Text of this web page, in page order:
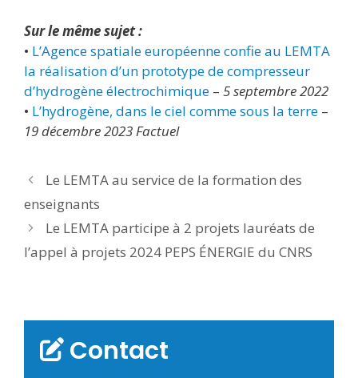
Sur le même sujet :
• L’Agence spatiale européenne confie au LEMTA
la réalisation d’un prototype de compresseur
d’hydrogène électrochimique – 5 septembre 2022
• L’hydrogène, dans le ciel comme sous la terre –
19 décembre 2023 Factuel
Le LEMTA au service de la formation des
enseignants
Le LEMTA participe à 2 projets lauréats de
l’appel à projets 2024 PEPS ÉNERGIE du CNRS
Contact